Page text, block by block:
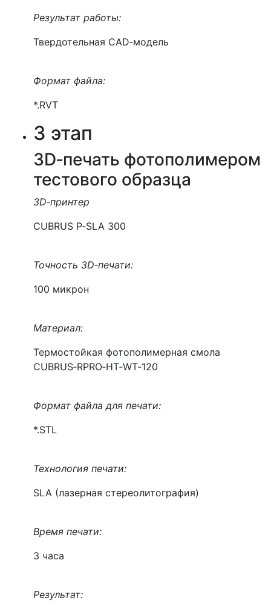
Результат работы:
Твердотельная CAD‑модель
Формат файла:
*.RVT
3 этап
3D‑печать фотополимером
тестового образца
3D‑принтер
CUBRUS P‑SLA 300
Точность 3D‑печати:
100 микрон
Материал:
Термостойкая фотополимерная смола
CUBRUS‑RPRO‑HT‑WT‑120
Формат файла для печати:
*.STL
Технология печати:
SLA (лазерная стереолитография)
Время печати:
3 часа
Результат: